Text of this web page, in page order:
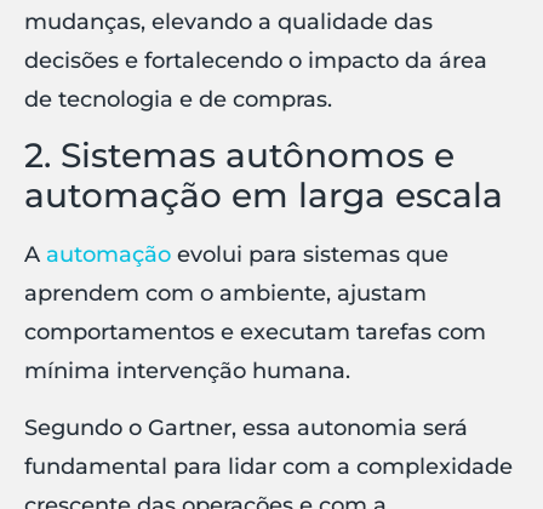
mudanças, elevando a qualidade das
decisões e fortalecendo o impacto da área
de tecnologia e de compras.
2. Sistemas autônomos e
automação em larga escala
A automação evolui para sistemas que
aprendem com o ambiente, ajustam
comportamentos e executam tarefas com
mínima intervenção humana.
Segundo o Gartner, essa autonomia será
fundamental para lidar com a complexidade